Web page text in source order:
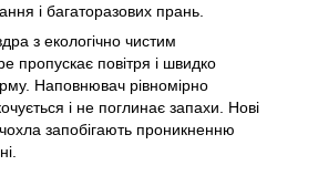
і багаторазових прань.
з екологічно чистим
пропускає повітря і швидко
Наповнювач рівномірно
і не поглинає запахи. Нові
запобігають проникненню